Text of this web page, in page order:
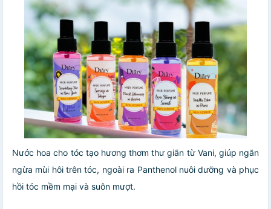
Nước hoa cho tóc tạo hương thơm thư giãn từ Vani, giúp ngăn
ngừa mùi hôi trên tóc, ngoài ra Panthenol nuôi dưỡng và phục
hồi tóc mềm mại và suôn mượt.